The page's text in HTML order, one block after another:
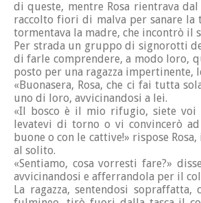
di queste, mentre Rosa rientrava dal
raccolto fiori di malva per sanare la
tormentava la madre, che incontrò il
Per strada un gruppo di signorotti
di farle comprendere, a modo loro,
posto per una ragazza impertinente,
«Buonasera, Rosa, che ci fai tutta
uno di loro, avvicinandosi a lei.
«Il bosco è il mio rifugio, siete voi
levatevi di torno o vi convincerò
buone o con le cattive!» rispose
al solito.
«Sentiamo, cosa vorresti fare?»
avvicinandosi e afferrandola per il
La ragazza, sentendosi sopraffatta,